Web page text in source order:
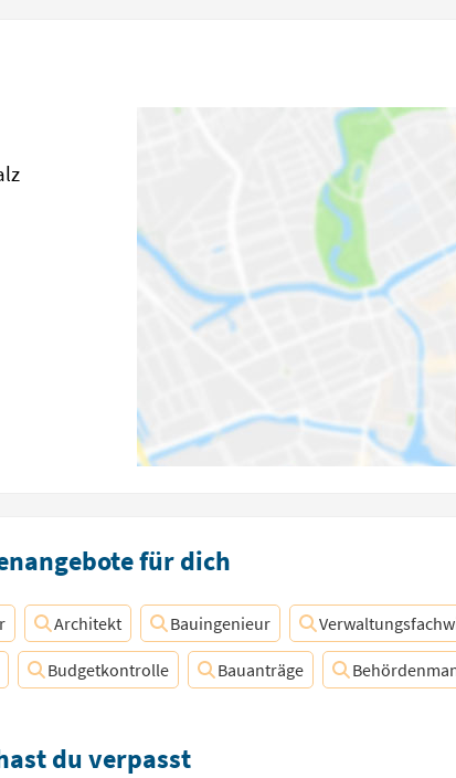
für dich
Architekt Bauingenieur
Budgetkontrolle Bauanträge
du verpasst